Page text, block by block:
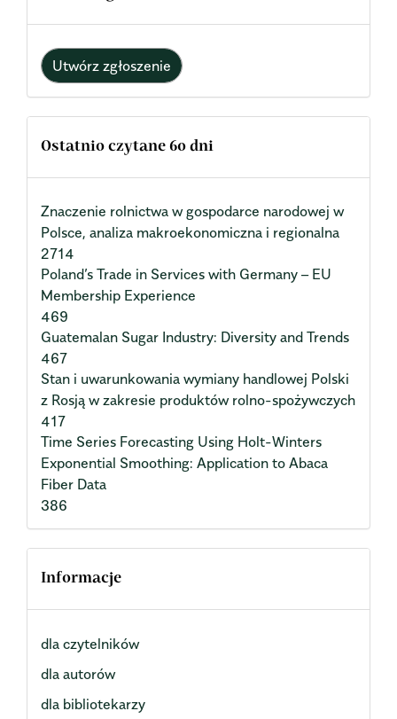
Utwórz zgłoszenie
Ostatnio czytane 60 dni
Znaczenie rolnictwa w gospodarce narodowej w
Polsce, analiza makroekonomiczna i regionalna
2714
Poland’s Trade in Services with Germany – EU
Membership Experience
469
Guatemalan Sugar Industry: Diversity and Trends
467
Stan i uwarunkowania wymiany handlowej Polski
z Rosją w zakresie produktów rolno-spożywczych
417
Time Series Forecasting Using Holt-Winters
Exponential Smoothing: Application to Abaca
Fiber Data
386
Informacje
dla czytelników
dla autorów
dla bibliotekarzy